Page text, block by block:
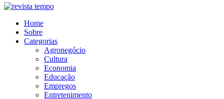
Home
Sobre
Categorias
Agronegócio
Cultura
Economia
Educação
Empregos
Entretenimento